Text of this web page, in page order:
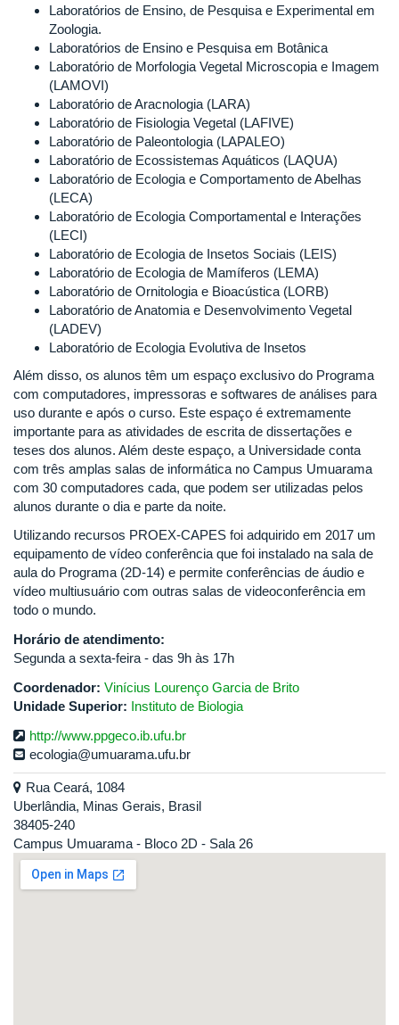
Laboratórios de Ensino, de Pesquisa e Experimental em
Zoologia.
Laboratórios de Ensino e Pesquisa em Botânica
Laboratório de Morfologia Vegetal Microscopia e Imagem
(LAMOVI)
Laboratório de Aracnologia (LARA)
Laboratório de Fisiologia Vegetal (LAFIVE)
Laboratório de Paleontologia (LAPALEO)
Laboratório de Ecossistemas Aquáticos (LAQUA)
Laboratório de Ecologia e Comportamento de Abelhas
(LECA)
Laboratório de Ecologia Comportamental e Interações
(LECI)
Laboratório de Ecologia de Insetos Sociais (LEIS)
Laboratório de Ecologia de Mamíferos (LEMA)
Laboratório de Ornitologia e Bioacústica (LORB)
Laboratório de Anatomia e Desenvolvimento Vegetal
(LADEV)
Laboratório de Ecologia Evolutiva de Insetos
Além disso, os alunos têm um espaço exclusivo do Programa
com computadores, impressoras e softwares de análises para
uso durante e após o curso. Este espaço é extremamente
importante para as atividades de escrita de dissertações e
teses dos alunos. Além deste espaço, a Universidade conta
com três amplas salas de informática no Campus Umuarama
com 30 computadores cada, que podem ser utilizadas pelos
alunos durante o dia e parte da noite.
Utilizando recursos PROEX-CAPES foi adquirido em 2017 um
equipamento de vídeo conferência que foi instalado na sala de
aula do Programa (2D-14) e permite conferências de áudio e
vídeo multiusuário com outras salas de videoconferência em
todo o mundo.
Horário de atendimento:
Segunda a sexta-feira - das 9h às 17h
Coordenador: Vinícius Lourenço Garcia de Brito
Unidade Superior: Instituto de Biologia
http://www.ppgeco.ib.ufu.br
ecologia@umuarama.ufu.br
Rua Ceará, 1084
Uberlândia, Minas Gerais, Brasil
38405-240
Campus Umuarama - Bloco 2D - Sala 26